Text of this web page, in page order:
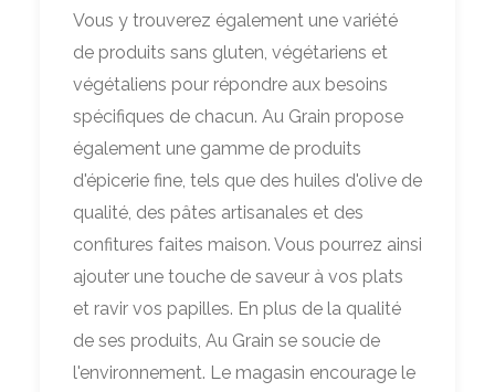
Vous y trouverez également une variété
de produits sans gluten, végétariens et
végétaliens pour répondre aux besoins
spécifiques de chacun. Au Grain propose
également une gamme de produits
d'épicerie fine, tels que des huiles d'olive de
qualité, des pâtes artisanales et des
confitures faites maison. Vous pourrez ainsi
ajouter une touche de saveur à vos plats
et ravir vos papilles. En plus de la qualité
de ses produits, Au Grain se soucie de
l'environnement. Le magasin encourage le